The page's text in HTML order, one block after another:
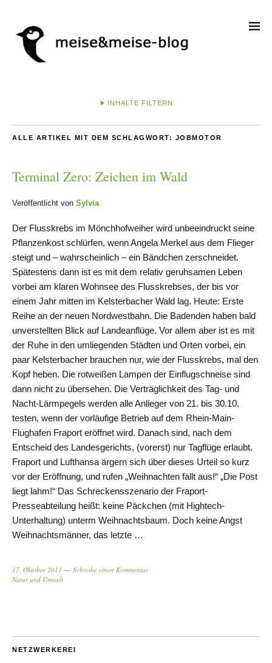
INHALTE FILTERN
ALLE ARTIKEL MIT DEM SCHLAGWORT: JOBMOTOR
Terminal Zero: Zeichen im Wald
Veröffentlicht von Sylvia
Der Flusskrebs im Mönchhofweiher wird unbeeindruckt seine
Pflanzenkost schlürfen, wenn Angela Merkel aus dem Flieger
steigt und – wahrscheinlich – ein Bändchen zerschneidet.
Spätestens dann ist es mit dem relativ geruhsamen Leben
vorbei am klaren Wohnsee des Flusskrebses, der bis vor
einem Jahr mitten im Kelsterbacher Wald lag. Heute: Erste
Reihe an der neuen Nordwestbahn. Die Badenden haben bald
unverstellten Blick auf Landeanflüge. Vor allem aber ist es mit
der Ruhe in den umliegenden Städten und Orten vorbei, ein
paar Kelsterbacher brauchen nur, wie der Flusskrebs, mal den
Kopf heben. Die rotweißen Lampen der Einflugschneise sind
dann nicht zu übersehen. Die Verträglichkeit des Tag- und
Nacht-Lärmpegels werden alle Anlieger von 21. bis 30.10.
testen, wenn der vorläufige Betrieb auf dem Rhein-Main-
Flughafen Fraport eröffnet wird. Danach sind, nach dem
Entscheid des Landesgerichts, (vorerst) nur Tagflüge erlaubt.
Fraport und Lufthansa ärgern sich über dieses Urteil so kurz
vor der Eröffnung, und rufen „Weihnachten fällt aus!“ „Die Post
liegt lahm!“ Das Schreckensszenario der Fraport-
Presseabteilung heißt: keine Päckchen (mit Hightech-
Unterhaltung) unterm Weihnachtsbaum. Doch keine Angst
Weihnachtsmänner, das letzte …
17. Oktober 2011
Schreibe einen Kommentar
Natur und Umwelt
NETZWERKEREI